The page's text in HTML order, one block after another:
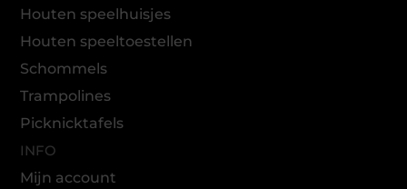
Houten speelhuisjes
Houten speeltoestellen
Schommels
Trampolines
Picknicktafels
INFO
Mijn account